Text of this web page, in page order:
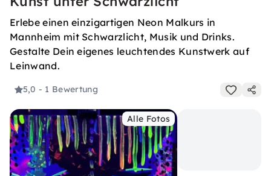
Erlebe einen einzigartigen Neon Malkurs in
Mannheim mit Schwarzlicht, Musik und Drinks.
Gestalte Dein eigenes leuchtendes Kunstwerk auf
Leinwand.
5,0 - 1 Bewertung
Alle Fotos